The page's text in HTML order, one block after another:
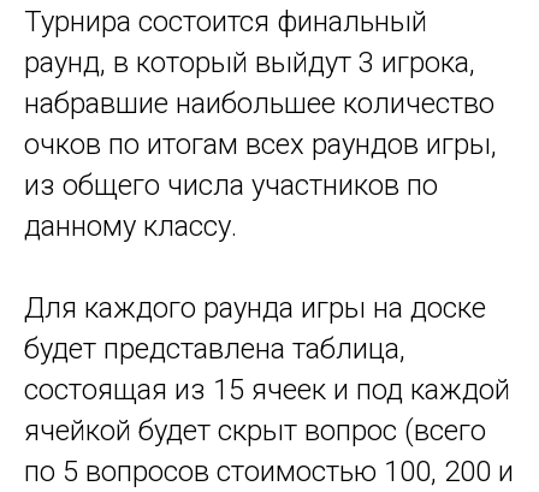
Турнира состоится финальный
раунд, в который выйдут 3 игрока,
набравшие наибольшее количество
очков по итогам всех раундов игры,
из общего числа участников по
данному классу.
Для каждого раунда игры на доске
будет представлена таблица,
состоящая из 15 ячеек и под каждой
ячейкой будет скрыт вопрос (всего
по 5 вопросов стоимостью 100, 200 и